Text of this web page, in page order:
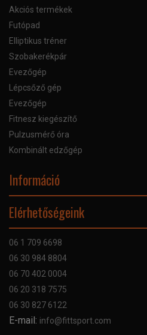
Akciós termékek
Futópad
Elliptikus tréner
Szobakerékpár
Evezőgép
Lépcsőző gép
Evezőgép
Fitnesz kiegészítő
Pulzusmérő óra
Kombinált edzőgép
Információ
Bankkártyás fizetés
Elérhetőségeink
06 1 709 6698
06 30 984 8804
06 70 402 0004
06 20 318 7575
06 30 827 6122
E-mail: info@fittsport.com